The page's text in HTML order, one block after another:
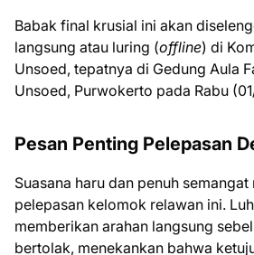
Babak final krusial ini akan
langsung atau luring (offline) di
Unsoed, tepatnya di Gedung Aula
Unsoed, Purwokerto pada Rabu
Pesan Penting Pelepasan
Suasana haru dan penuh
pelepasan kelomok relawan ini.
memberikan arahan langsung
bertolak, menekankan bahwa